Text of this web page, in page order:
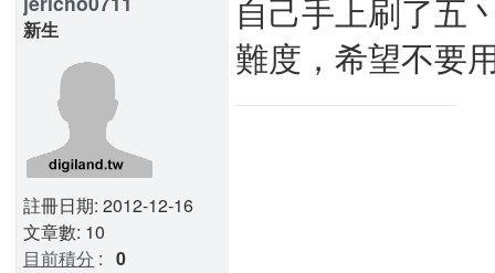
新生
註冊日期: 2012-12-16
文章數: 10
目前積分 : 0
自己手上刷了五
難度，希望不要